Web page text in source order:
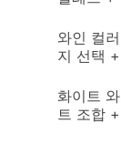
와인 컬
지 선택
화이트
트 조합